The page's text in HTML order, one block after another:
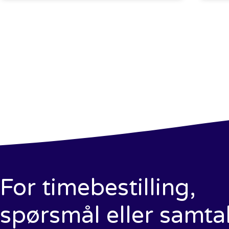
For timebestilling,
spørsmål eller